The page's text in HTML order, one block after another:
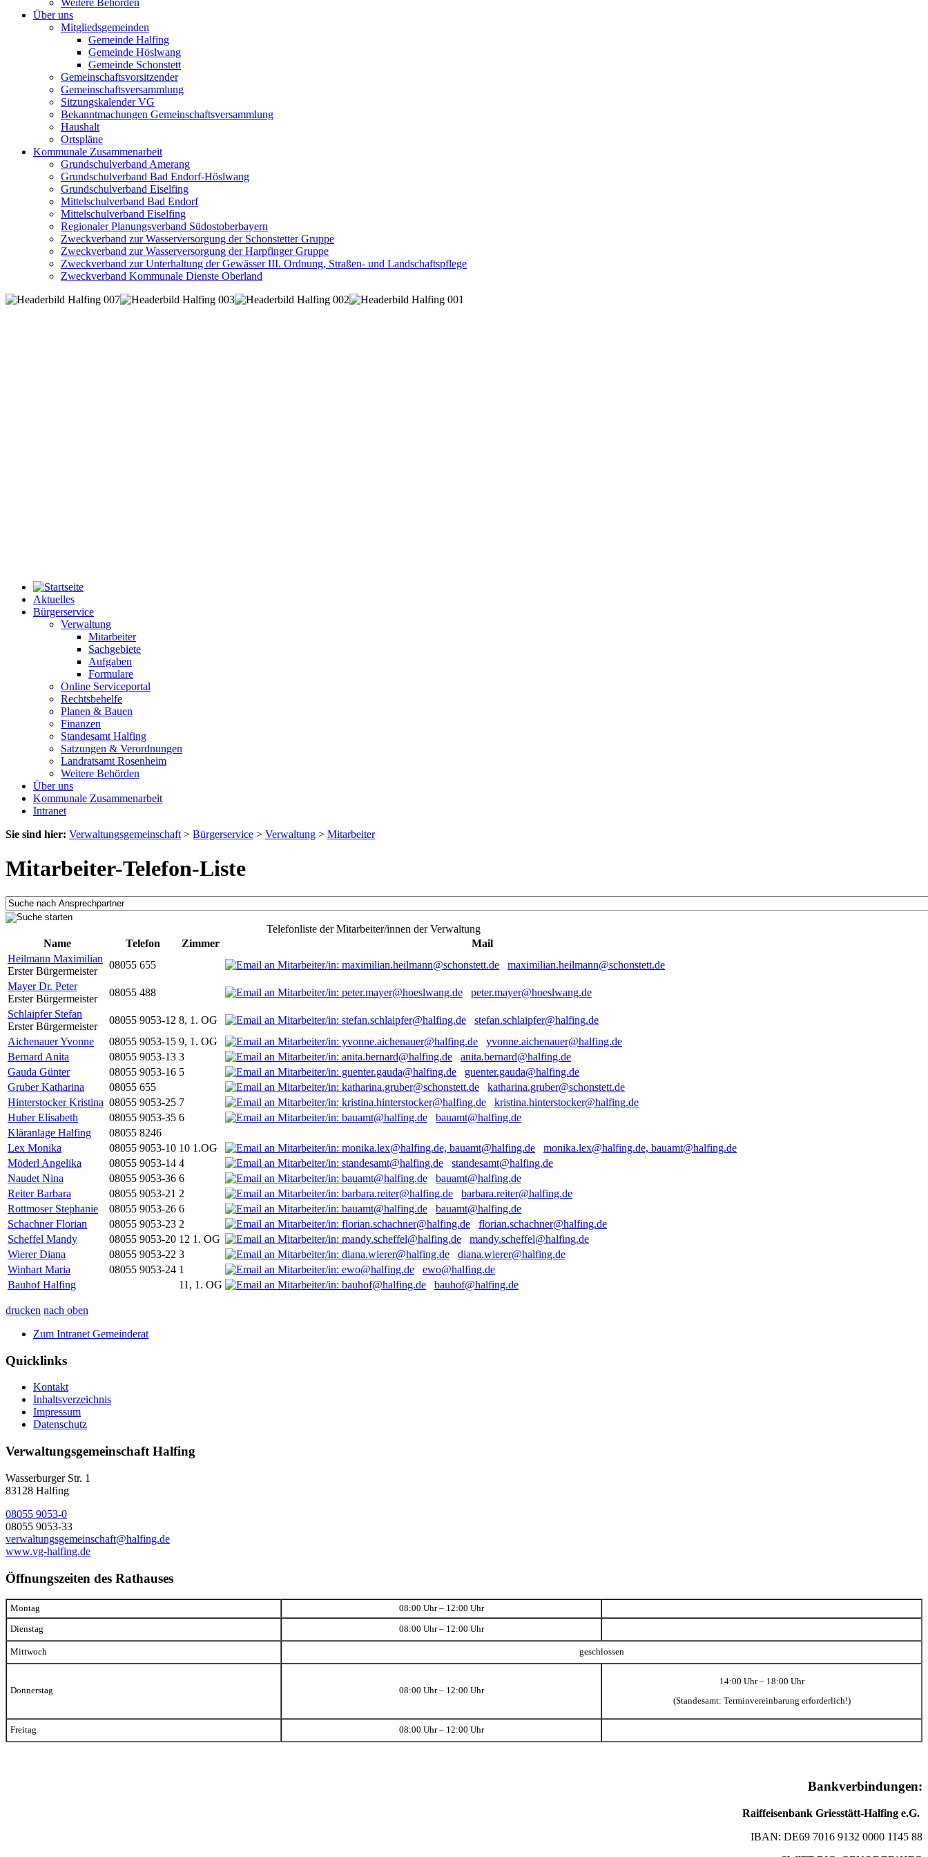
Weitere Behörden
Über uns
Mitgliedsgemeinden
Gemeinde Halfing
Gemeinde Höslwang
Gemeinde Schonstett
Gemeinschaftsvorsitzender
Gemeinschaftsversammlung
Sitzungskalender VG
Bekanntmachungen Gemeinschaftsversammlung
Haushalt
Ortspläne
Kommunale Zusammenarbeit
Grundschulverband Amerang
Grundschulverband Bad Endorf-Höslwang
Grundschulverband Eiselfing
Mittelschulverband Bad Endorf
Mittelschulverband Eiselfing
Regionaler Planungsverband Südostoberbayern
Zweckverband zur Wasserversorgung der Schonstetter Gruppe
Zweckverband zur Wasserversorgung der Harpfinger Gruppe
Zweckverband zur Unterhaltung der Gewässer III. Ordnung, Straßen- und Landschaftspflege
Zweckverband Kommunale Dienste Oberland
Aktuelles
Bürgerservice
Verwaltung
Mitarbeiter
Sachgebiete
Aufgaben
Formulare
Online Serviceportal
Rechtsbehelfe
Planen & Bauen
Finanzen
Standesamt Halfing
Satzungen & Verordnungen
Landratsamt Rosenheim
Weitere Behörden
Über uns
Kommunale Zusammenarbeit
Intranet
Sie sind hier: Verwaltungsgemeinschaft > Bürgerservice > Verwaltung > Mitarbeiter
Mitarbeiter-Telefon-Liste
Telefonliste der Mitarbeiter/innen der Verwaltung
Name
Telefon Zimmer
Mail
Heilmann Maximilian
Erster Bürgermeister
08055 655
maximilian.heilmann@schonstett.de
Mayer Dr. Peter
Erster Bürgermeister
08055 488
peter.mayer@hoeslwang.de
Schlaipfer Stefan
Erster Bürgermeister
08055 9053-12 8, 1. OG
stefan.schlaipfer@halfing.de
Aichenauer Yvonne
08055 9053-15 9, 1. OG
yvonne.aichenauer@halfing.de
Bernard Anita
08055 9053-13 3
anita.bernard@halfing.de
Gauda Günter
08055 9053-16 5
guenter.gauda@halfing.de
Gruber Katharina
08055 655
katharina.gruber@schonstett.de
Hinterstocker Kristina 08055 9053-25 7
kristina.hinterstocker@halfing.de
Huber Elisabeth
08055 9053-35 6
bauamt@halfing.de
Kläranlage Halfing
08055 8246
Lex Monika
08055 9053-10 10 1.OG
monika.lex@halfing.de, bauamt@halfing.de
Möderl Angelika
08055 9053-14 4
standesamt@halfing.de
Naudet Nina
08055 9053-36 6
bauamt@halfing.de
Reiter Barbara
08055 9053-21 2
barbara.reiter@halfing.de
Rottmoser Stephanie
08055 9053-26 6
bauamt@halfing.de
Schachner Florian
08055 9053-23 2
florian.schachner@halfing.de
Scheffel Mandy
08055 9053-20 12 1. OG
mandy.scheffel@halfing.de
Wierer Diana
08055 9053-22 3
diana.wierer@halfing.de
Winhart Maria
08055 9053-24 1
ewo@halfing.de
Bauhof Halfing
11, 1. OG bauhof@halfing.de
drucken nach oben
Zum Intranet Gemeinderat
Quicklinks
Kontakt
Inhaltsverzeichnis
Impressum
Datenschutz
Verwaltungsgemeinschaft Halfing
Wasserburger Str. 1
83128 Halfing
08055 9053-0
08055 9053-33
verwaltungsgemeinschaft@halfing.de
www.vg-halfing.de
Öffnungszeiten des Rathauses
Montag 08:00 Uhr – 12:00 Uhr
Dienstag 08:00 Uhr – 12:00 Uhr
Mittwoch geschlossen
Donnerstag 08:00 Uhr – 12:00 Uhr
14:00 Uhr – 18:00 Uhr
(Standesamt: Terminvereinbarung erforderlich!)
Freitag 08:00 Uhr – 12:00 Uhr
Bankverbindungen:
Raiffeisenbank Griesstätt-Halfing e.G.
IBAN: DE69 7016 9132 0000 1145 88